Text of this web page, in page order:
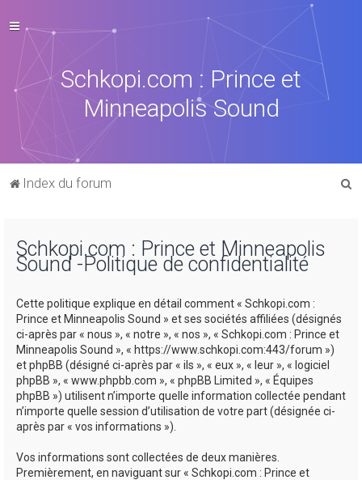
Schkopi.com : Prince et
Minneapolis Sound
Index du forum
Schkopi.com : Prince et Minneapolis
Sound -Politique de confidentialité
Cette politique explique en détail comment « Schkopi.com :
Prince et Minneapolis Sound » et ses sociétés affiliées (désignés
ci-après par « nous », « notre », « nos », « Schkopi.com : Prince et
Minneapolis Sound », « https://www.schkopi.com:443/forum »)
et phpBB (désigné ci-après par « ils », « eux », « leur », « logiciel
phpBB », « www.phpbb.com », « phpBB Limited », « Équipes
phpBB ») utilisent n’importe quelle information collectée pendant
n’importe quelle session d’utilisation de votre part (désignée ci-
après par « vos informations »).
Vos informations sont collectées de deux manières.
Premièrement, en naviguant sur « Schkopi.com : Prince et